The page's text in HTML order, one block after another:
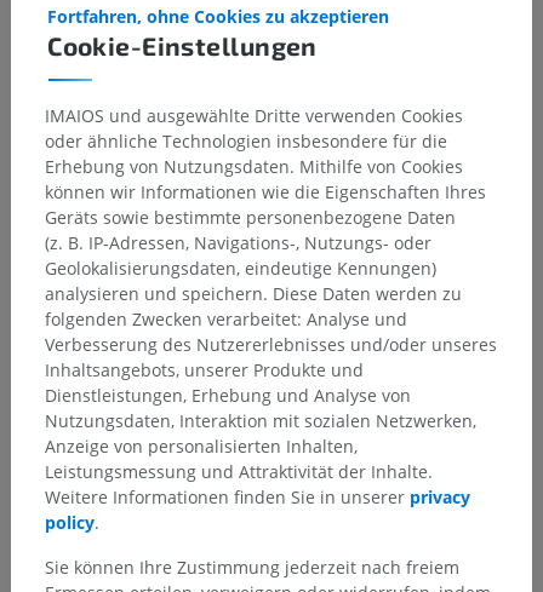
Exspiratorisches Zentrum der Medulla oblongata
Zentrum zur Erzeugung der Atembewegungen
Caudales ventrolaterales vasomotorisches Zentrum
der Medulla oblongata
Übersetzungen
Sie haben einen Fehler gefunden?
Sie können gerne eine Berichtigung, Übersetzung oder
inhaltliche Verbesserung vorschlagen.
Cookie-Einstellungen
Fortfahren, ohne Cookies zu akzeptieren
IMAIOS und ausgewählte Dritte verwenden Cookies
oder ähnliche Technologien insbesondere für die
Erhebung von Nutzungsdaten. Mithilfe von Cookies
können wir Informationen wie die Eigenschaften Ihres
Geräts sowie bestimmte personenbezogene Daten
(z. B. IP-Adressen, Navigations-, Nutzungs- oder
Geolokalisierungsdaten, eindeutige Kennungen)
analysieren und speichern. Diese Daten werden zu
folgenden Zwecken verarbeitet: Analyse und
Verbesserung des Nutzererlebnisses und/oder unseres
Inhaltsangebots, unserer Produkte und
Dienstleistungen, Erhebung und Analyse von
Nutzungsdaten, Interaktion mit sozialen Netzwerken,
Anzeige von personalisierten Inhalten,
Leistungsmessung und Attraktivität der Inhalte.
Weitere Informationen finden Sie in unserer privacy
policy.
Sie können Ihre Zustimmung jederzeit nach freiem